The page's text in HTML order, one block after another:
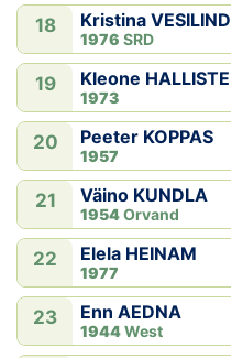
18 Kristina VESILIND
1976 SRD
19 Kleone HALLISTE
1973
20 Peeter KOPPAS
1957
21 Väino KUNDLA
1954Orvand
22 Elela HEINAM
1977
23 Enn AEDNA
1944West